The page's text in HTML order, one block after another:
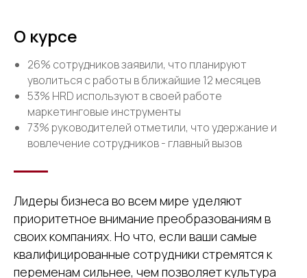
О курсе
26% сотрудников заявили, что планируют
уволиться с работы в ближайшие 12 месяцев
53% HRD используют в своей работе
маркетинговые инструменты
73% руководителей отметили, что удержание и
вовлечение сотрудников - главный вызов
Лидеры бизнеса во всем мире уделяют
приоритетное внимание преобразованиям в
своих компаниях. Но что, если ваши самые
квалифицированные сотрудники стремятся к
переменам сильнее, чем позволяет культура